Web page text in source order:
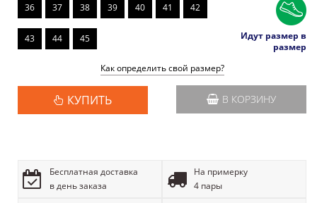
36 37 38 39 40 41 42
43 44 45
Идут размер в
размер
Как определить свой размер?
КУПИТЬ В КОРЗИНУ
Бесплатная доставка
в день заказа
На примерку
4 пары